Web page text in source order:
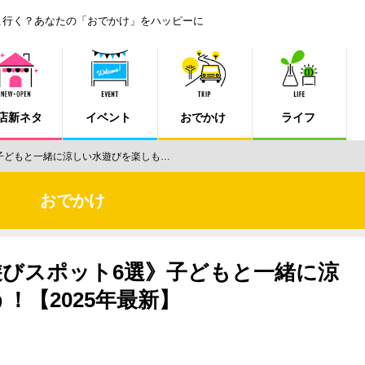
く？あなたの「おでかけ」をハッピーに
新ネタ イベント おでかけ ライフ
もと一緒に涼しい水遊びを楽しも…
おでかけ
スポット6選》子どもと一緒に涼
【2025年最新】